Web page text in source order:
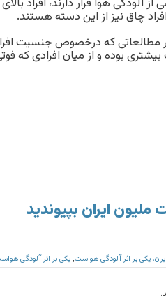
افراد چاق نیز از این دسته هستند.
مطالعاتی که درخصوص جنسیت
بوده و از میان افرادی که
ملیون ایران بپیوندید
یکی بر اثر آلودگی